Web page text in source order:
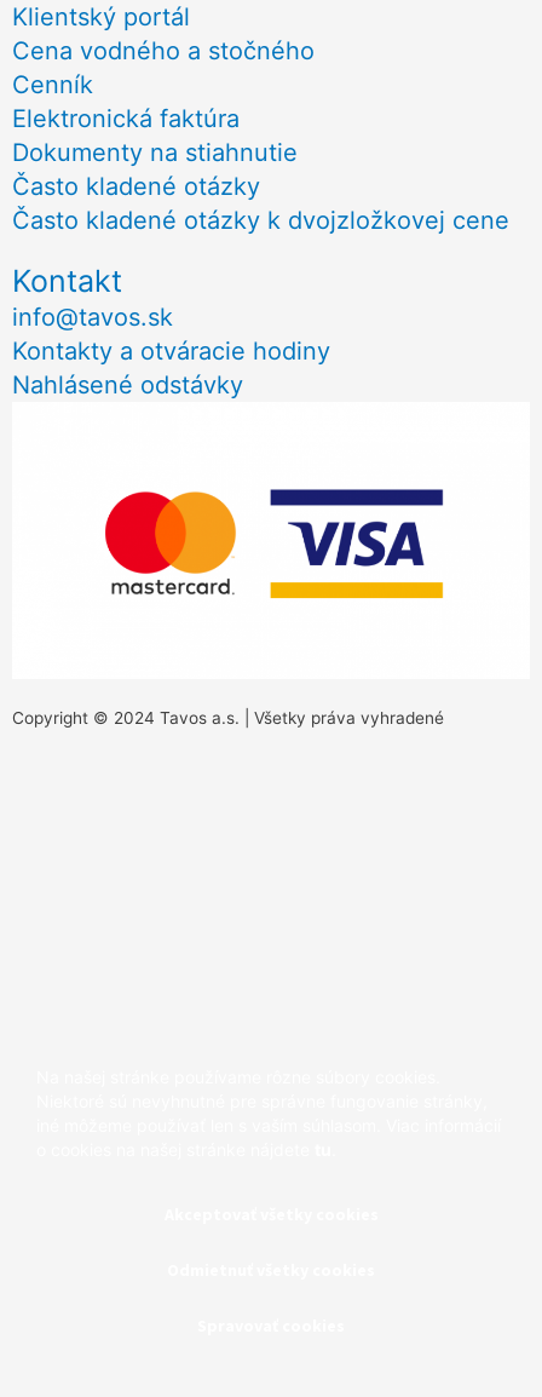
Klientský portál
Cena vodného a stočného
Cenník
Elektronická faktúra
Dokumenty na stiahnutie
Často kladené otázky
Často kladené otázky k dvojzložkovej cene
Kontakt
info@tavos.sk
Kontakty a otváracie hodiny
Nahlásené odstávky
Copyright © 2024 Tavos a.s. | Všetky práva vyhradené